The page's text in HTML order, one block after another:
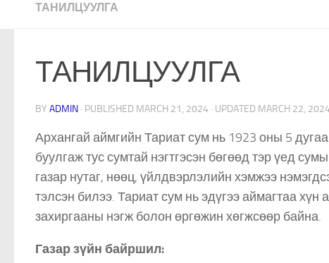
ТАНИЛЦУУЛГА
ТАНИЛЦУУЛГА
BY ADMIN · PUBLISHED MARCH 21, 2024 · UPDATED MARCH 22,
Архангай аймгийн Тариат сум нь 1923 оны 5
буулгаж тус сумтай нэгтгэсэн бөгөөд тэр үед
газар нутаг, нөөц, үйлдвэрлэлийн хэмжээ
тэлсэн билээ. Тариат сум нь эдүгээ аймагтаа
захиргааны нэгж болон өргөжин хөгжсөөр байна.
Газар зүйн байршил: